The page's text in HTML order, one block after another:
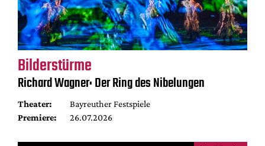
Bilderstürme
Richard Wagner: Der Ring des Nibelungen
Theater:
Bayreuther Festspiele
Premiere:
26.07.2026